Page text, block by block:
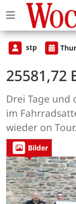
stp
25581,72
Drei Tage und
im
wieder on Tour.
Bilder